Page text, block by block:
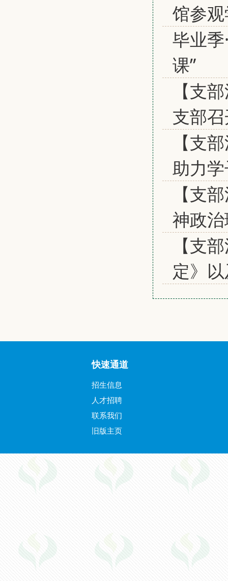
馆参
毕业
课”
【支
支部
【支
助力
【支
神政
【支
定》
快速通道
招生信息
人才招聘
联系我们
旧版主页